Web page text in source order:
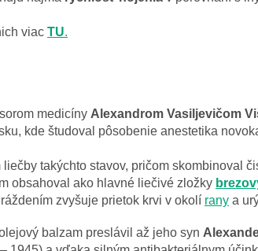
viac TU.
medicíny Alexandrom Vasiljevičom
kde študoval pôsobenie anestetika
takýchto stavov, pričom skombinoval
obsahoval ako hlavné liečivé zložky
zvyšuje prietok krvi v okolí rany a
balzam preslávil až jeho syn